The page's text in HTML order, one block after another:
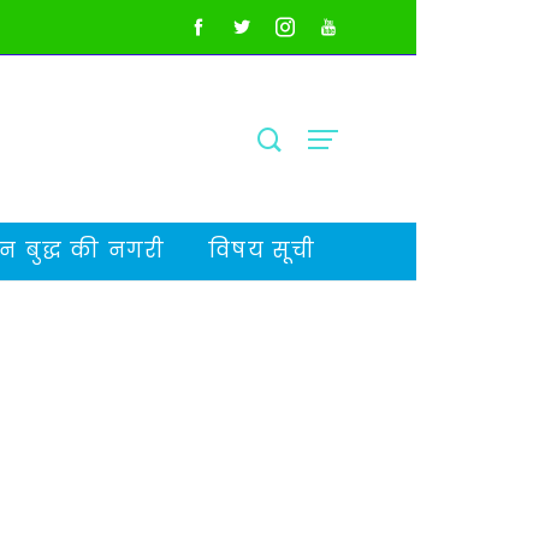
बुद्ध की नगरी विषय सूची